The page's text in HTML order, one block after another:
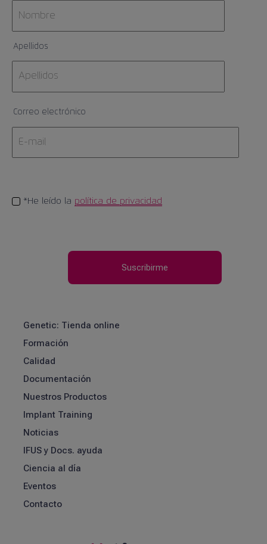
Apellidos
Correo electrónico
*He leído la política de privacidad
Genetic: Tienda online
Formación
Calidad
Documentación
Nuestros Productos
Implant Training
Noticias
IFUS y Docs. ayuda
Ciencia al día
Eventos
Contacto